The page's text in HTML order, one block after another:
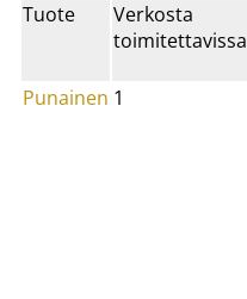
Tuote
Verkosta
toimitettavissa
Punainen 1